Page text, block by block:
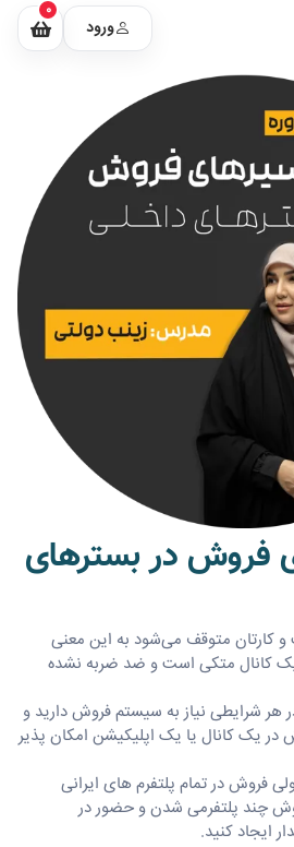
ورود
0
فروش در بسترهای
کارتان متوقف می‌شود به این معنی
کانال متکی است و ضد ضربه نشده
هر شرایطی نیاز به سیستم فروش دارید و
در یک کانال یا یک اپلیکیشن امکان پذیر
فروش در تمام پلتفرم های ایرانی
چند پلتفرمی شدن و حضور در
ایجاد کنید.